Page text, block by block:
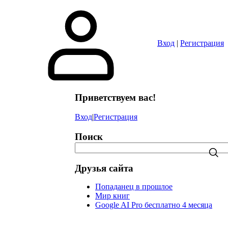
Вход | Регистрация
Приветствуем вас!
Вход|Регистрация
Поиск
Друзья сайта
Попаданец в прошлое
Мир книг
Google AI Pro бесплатно 4 месяца